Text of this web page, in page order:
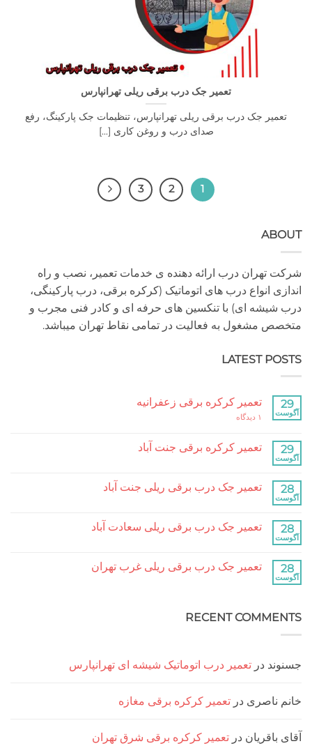
تعمیر جک درب برقی ریلی تهرانپارس
جک درب برقی ریلی تهرانپارس، تنظیمات جک پارکینگ، رفع
صدای درب و روغن کاری [...]
3
درب ارائه دهنده ی خدمات تعمیر، نصب و راه
انواع درب های اتوماتیک (کرکره برقی، درب پارکینگی،
ای) با تنکسین های حرفه ای و کادر فنی مجرب و
مشغول به فعالیت در تمامی نقاط تهران میباشد.
LATEST
تعمیر کرکره برقی زعفرانیه
۱ دیدگاه
برای
برقی
زعفرانیه
تعمیر کرکره برقی جنت آباد
هیچ
برای
تعمیر
کرکره
برقی
آباد
ثبت
نشده
تعمیر جک درب برقی ریلی جنت آباد
هیچ
برای
تعمیر
جک
درب
ریلی
جنت
آباد
ثبت
نشده
تعمیر جک درب برقی ریلی سعادت آباد
هیچ
برای
تعمیر
جک
درب
سعادت
آباد
ثبت
نشده
تعمیر جک درب برقی ریلی غرب تهران
هیچ
جک
برقی
تهران
RECENT
درتعمیر درب اتوماتیک شیشه ای تهرانپارس
درتعمیر کرکره برقی مغازه
درتعمیر کرکره برقی شرق تهران